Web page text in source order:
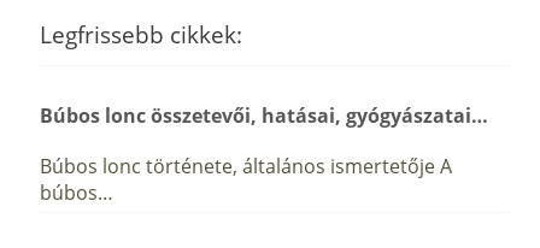
Legfrissebb cikkek:
Búbos lonc összetevői, hatásai, gyógyászatai…
Búbos lonc története, általános ismertetője A
búbos…